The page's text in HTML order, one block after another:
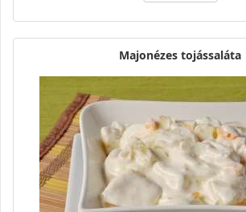
Majonézes tojássaláta